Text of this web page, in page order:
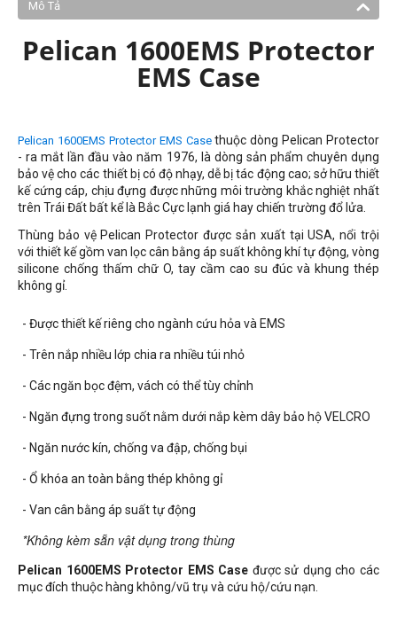
Mô Tả
Pelican 1600EMS Protector
EMS Case
Pelican 1600EMS Protector EMS Case thuộc dòng Pelican Protector
- ra mắt lần đầu vào năm 1976, là dòng sản phẩm chuyên dụng
bảo vệ cho các thiết bị có độ nhạy, dễ bị tác động cao; sở hữu thiết
kế cứng cáp, chịu đựng được những môi trường khắc nghiệt nhất
trên Trái Đất bất kể là Bắc Cực lạnh giá hay chiến trường đổ lửa.
Thùng bảo vệ Pelican Protector được sản xuất tại USA, nổi trội
với thiết kế gồm van lọc cân bằng áp suất không khí tự động, vòng
silicone chống thấm chữ O, tay cầm cao su đúc và khung thép
không gỉ.
- Được thiết kế riêng cho ngành cứu hỏa và EMS
- Trên nắp nhiều lớp chia ra nhiều túi nhỏ
- Các ngăn bọc đệm, vách có thể tùy chỉnh
- Ngăn đựng trong suốt nằm dưới nắp kèm dây bảo hộ VELCRO
- Ngăn nước kín, chống va đập, chống bụi
- Ổ khóa an toàn bằng thép không gỉ
- Van cân bằng áp suất tự động
*Không kèm sẵn vật dụng trong thùng
Pelican 1600EMS Protector EMS Case được sử dụng cho các
mục đích thuộc hàng không/vũ trụ và cứu hộ/cứu nạn.